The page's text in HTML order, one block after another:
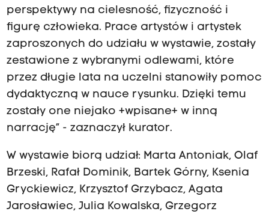
perspektywy na cielesność, fizyczność i
figurę człowieka. Prace artystów i artystek
zaproszonych do udziału w wystawie, zostały
zestawione z wybranymi odlewami, które
przez długie lata na uczelni stanowiły pomoc
dydaktyczną w nauce rysunku. Dzięki temu
zostały one niejako +wpisane+ w inną
narrację” - zaznaczył kurator.
W wystawie biorą udział: Marta Antoniak, Olaf
Brzeski, Rafał Dominik, Bartek Górny, Ksenia
Gryckiewicz, Krzysztof Grzybacz, Agata
Jarosławiec, Julia Kowalska, Grzegorz